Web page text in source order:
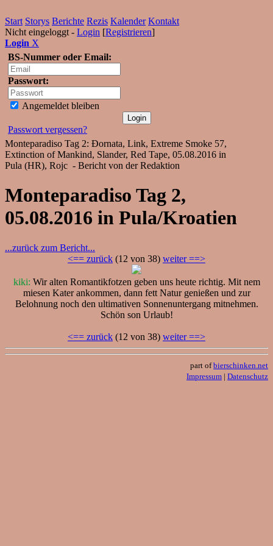
Start Storys Berichte Rezis Kalender Kontakt
Nicht eingeloggt - Login [Registrieren]
Login X
BS-Nummer oder Email:
Passwort:
Angemeldet bleiben
Passwort vergessen?
Monteparadiso Tag 2: Đornata, Link, Extreme Smoke 57,
Extinction of Mankind, Slander, Red Tape, 05.08.2016 in
Pula (HR), Rojc - Bericht von der Redaktion
Monteparadiso Tag 2,
05.08.2016 in Pula/Kroatien
...zurück zum Bericht...
<== zurück (12 von 38) weiter ==>
kiki: Wir alten Romantikfotzen geben uns heute richtig. Mit nem
miesen Kater ankommen, dann fett Natur genießen und zur
Belohnung noch den ultimativen Sonnenuntergang mitnehmen.
Schön son Urlaub!
<== zurück (12 von 38) weiter ==>
part ofbierschinken.net
Impressum | Datenschutz